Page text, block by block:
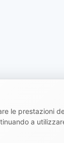
le prestazioni
a